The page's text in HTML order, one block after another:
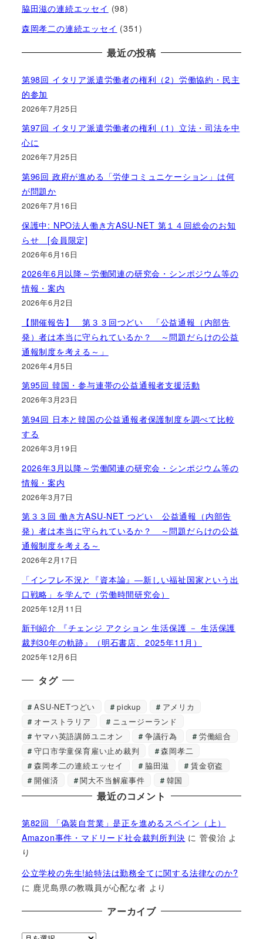
脇田滋の連続エッセイ (98)
森岡孝二の連続エッセイ (351)
最近の投稿
第98回 イタリア派遣労働者の権利（2）労働協約・民主
的参加
2026年7月25日
第97回 イタリア派遣労働者の権利（1）立法・司法を中
心に
2026年7月25日
第96回 政府が進める「労使コミュニケーション」は何
が問題か
2026年7月16日
保護中: NPO法人働き方ASU-NET 第１４回総会のお知
らせ [会員限定]
2026年6月16日
2026年6月以降～労働関連の研究会・シンポジウム等の
情報・案内
2026年6月2日
【開催報告】 第３３回つどい 「公益通報（内部告
発）者は本当に守られているか？ ～問題だらけの公益
通報制度を考える～」
2026年4月5日
第95回 韓国・参与連帯の公益通報者支援活動
2026年3月23日
第94回 日本と韓国の公益通報者保護制度を調べて比較
する
2026年3月19日
2026年3月以降～労働関連の研究会・シンポジウム等の
情報・案内
2026年3月7日
第３３回 働き方ASU-NET つどい 公益通報（内部告
発）者は本当に守られているか？ ～問題だらけの公益
通報制度を考える～
2026年2月17日
「インフレ不況と『資本論』―新しい福祉国家という出
口戦略」を学んで（労働時間研究会）
2025年12月11日
新刊紹介 『チェンジ アクション 生活保護 － 生活保護
裁判30年の軌跡』（明石書店、2025年11月）
2025年12月6日
タグ
ASU-NETつどい pickup
アメリカ
オーストラリア
ニュージーランド
ヤマハ英語講師ユニオン
争議行為
労働組合
守口市学童保育雇い止め裁判
森岡孝二
森岡孝二の連続エッセイ
脇田滋
賃金窃盗
開催済
関大不当解雇事件 韓国
最近のコメント
第82回 「偽装自営業」是正を進めるスペイン（上）
Amazon事件・マドリード社会裁判所判決 に菅俊治 よ
り
公立学校の先生!給特法は勤務全てに関する法律なのか?
に 鹿児島県の教職員が心配な者 より
アーカイブ